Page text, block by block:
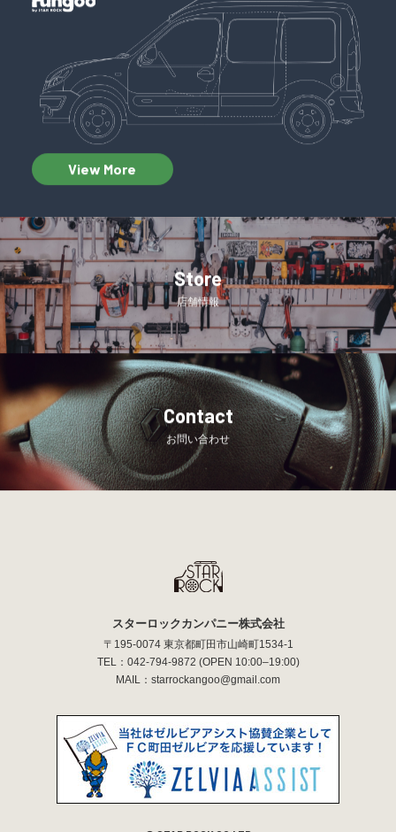
View More
Store
店舗情報
Contact
お問い合わせ
スターロックカンパニー株式会社
〒195-0074 東京都町田市山崎町1534-1
TEL： 042-794-9872 (OPEN 10:00–19:00)
MAIL： starrockangoo@gmail.com